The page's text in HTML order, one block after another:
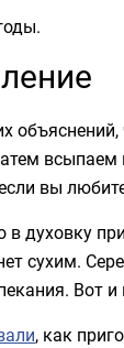
вы
в духовку
сухим.
Вот и
, как